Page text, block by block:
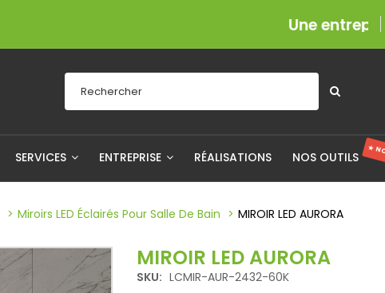
Une entreprise
SERVICES ENTREPRISE RÉALISATIONS NOS OUTILS ★
Miroirs LED Éclairés Pour Salle De Bain MIROIR LED AURORA
MIROIR LED AURORA
SKU: LCMIR-AUR-2432-60K